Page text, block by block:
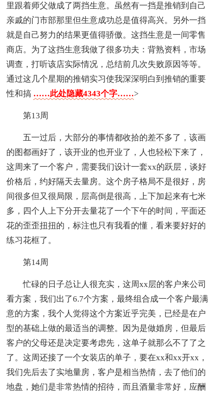
里跟着师父做成了两挡生意。虽然有一挡是推销到自己
亲戚的门市部那里但生意成功总是值得高兴。另外一挡
就是自己努力的结果更值得骄傲。这挡生意是一间零售
商店。为了这挡生意我做了很多功夫：背熟资料，市场
调查，打听该店实际情况，总结前几次失败原因等等。
通过这几个星期的推销实习使我深深明白到推销的重要
性和搞 ……此处隐藏4343个字……>
第13周
五一过后，大部分的事情都收拾的差不多了，该画
的图都画好了，该开业的也开业了，人也轻松下来了，
这周来了一个客户，需要我们设计一套xx的跃层，谈好
价格后，约好隔天去量房。这个房子格局不是很好，房
间很多但又很局限，层高倒是很高，上下加起来有七米
多，四个人上下分开去量花了一个下午的时间，平面还
花的歪歪扭扭的，标注也只有我看的懂，看来要好好的
练习花框了。
第14周
忙碌的日子总让人很充实，这周xx层的客户来公司
看方案，我们出了6.7个方案，最终组合成一个客户最满
意的方案，我个人觉得这个方案近乎完美，已经是在户
型的基础上做的最适当的调整。因为是做婚房，但最后
客户的父母还是决定要考虑先，这单子就那么不了了之
了。这周还接了一个女装店的单子，要在xx和xx开xx，
我们先后去了实地量房，客户是相当热情，去了他们的
地盘，她们是非常热情的招待，而且酒量非常好，应酬